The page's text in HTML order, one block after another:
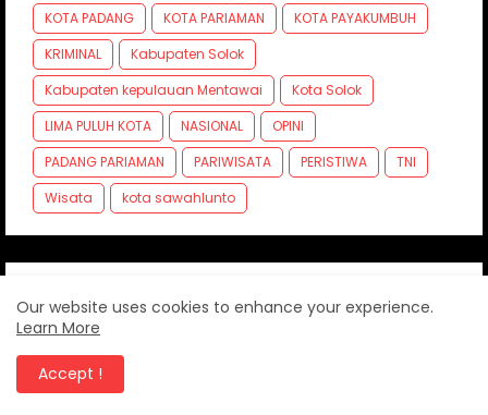
KOTA PADANG
KOTA PARIAMAN
KOTA PAYAKUMBUH
KRIMINAL
Kabupaten Solok
Kabupaten kepulauan Mentawai
Kota Solok
LIMA PULUH KOTA
NASIONAL
OPINI
PADANG PARIAMAN
PARIWISATA PERISTIWA
TNI
Wisata
kota sawahlunto
Our website uses cookies to enhance your experience.
Learn More
Accept !